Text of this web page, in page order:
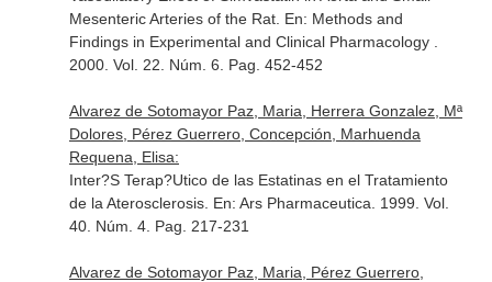
Mesenteric Arteries of the Rat. En: Methods and
Findings in Experimental and Clinical Pharmacology
2000. Vol. 22. Núm. 6. Pag. 452-452
Alvarez de Sotomayor Paz, Maria, Herrera Gonzalez, Mª
Dolores, Pérez Guerrero, Concepción, Marhuenda
Requena, Elisa:
Inter?S Terap?Utico de las Estatinas en el Tratamiento
de la Aterosclerosis. En: Ars Pharmaceutica . 1999. Vol.
40. Núm. 4. Pag. 217-231
Alvarez de Sotomayor Paz, Maria, Pérez Guerrero,